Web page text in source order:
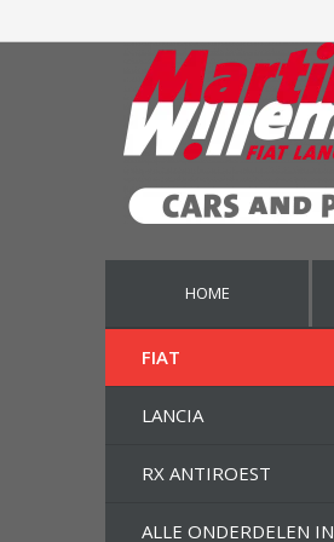
HOME
FIAT
LANCIA
RX ANTIROEST
ALLE ONDERDELEN IN